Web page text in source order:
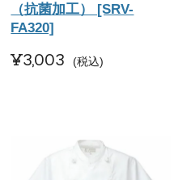
（抗菌加工） [SRV-
FA320]
¥3,003 税込